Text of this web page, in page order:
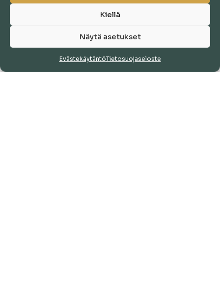
Kiellä
Näytä asetukset
EvästekäytäntöTietosuojaseloste
© Sänkystudio Suvi Ora |Tietosuojaseloste|
Evästekäytäntö